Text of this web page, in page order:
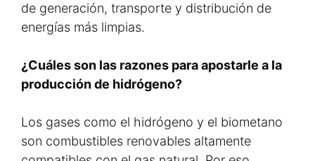
de generación, transporte y distribución de
energías más limpias.
¿Cuáles son las razones para apostarle a la
producción de hidrógeno?
Los gases como el hidrógeno y el biometano
son combustibles renovables altamente